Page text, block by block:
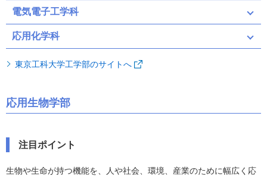
電気電子工学科
応用化学科
東京工科大学工学部のサイトへ
応用生物学部
注目ポイント
生物や生命が持つ機能を、人や社会、環境、産業のために幅広く応